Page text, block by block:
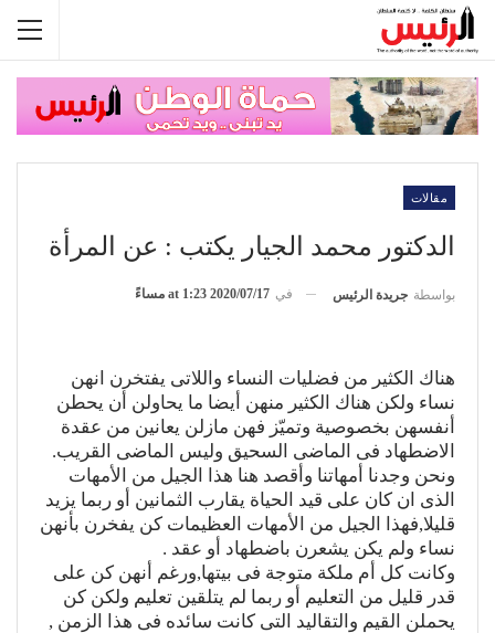
مقالات
الدكتور محمد الجيار يكتب : عن المرأة
بواسطة جريدة الرئيس في 2020/07/17 at 1:23 مساءً
هناك الكثير من فضليات النساء واللاتى يفتخرن انهن
نساء ولكن هناك الكثير منهن أيضا ما يحاولن أن يحطن
أنفسهن بخصوصية وتميّز فهن مازلن يعانين من عقدة
الاضطهاد فى الماضى السحيق وليس الماضى القريب.
ونحن وجدنا أمهاتنا وأقصد هنا هذا الجيل من الأمهات
الذى ان كان على قيد الحياة يقارب الثمانين أو ربما يزيد
قليلا,فهذا الجيل من الأمهات العظيمات كن يفخرن بأنهن
نساء ولم يكن يشعرن باضطهاد أو عقد .
وكانت كل أم ملكة متوجة فى بيتها,ورغم أنهن كن على
قدر قليل من التعليم أو ربما لم يتلقين تعليم ولكن كن
يحملن القيم والتقاليد التى كانت سائده فى هذا الزمن ,